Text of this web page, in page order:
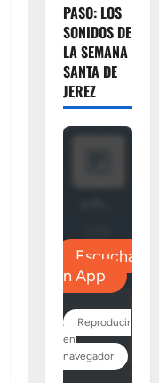
PASO: LOS
SONIDOS DE
LA SEMANA
SANTA DE
JEREZ